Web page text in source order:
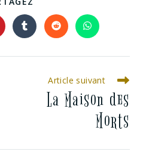
Article suivant
La Maison des
Morts